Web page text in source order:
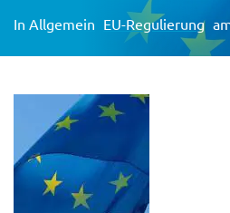
In Allgemein EU-Regulierung